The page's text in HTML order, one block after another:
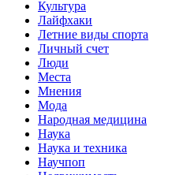
Культура
Лайфхаки
Летние виды спорта
Личный счет
Люди
Места
Мнения
Мода
Народная медицина
Наука
Наука и техника
Научпоп